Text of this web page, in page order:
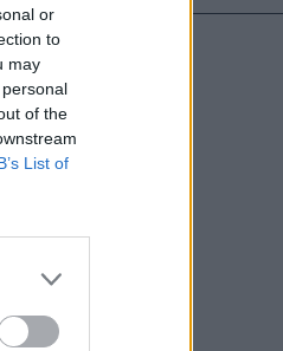
or
to
may
of the
List of